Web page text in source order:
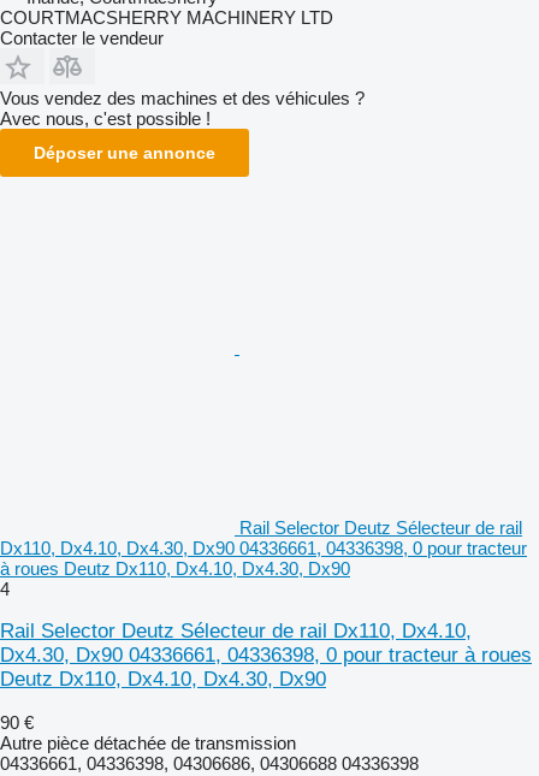
COURTMACSHERRY MACHINERY LTD
Contacter le vendeur
Vous vendez des machines et des véhicules ?
Avec nous, c'est possible !
Déposer une annonce
Rail Selector Deutz Sélecteur de rail
Dx110, Dx4.10, Dx4.30, Dx90 04336661, 04336398, 0 pour tracteur
à roues Deutz Dx110, Dx4.10, Dx4.30, Dx90
4
Rail Selector Deutz Sélecteur de rail Dx110, Dx4.10,
Dx4.30, Dx90 04336661, 04336398, 0 pour tracteur à roues
Deutz Dx110, Dx4.10, Dx4.30, Dx90
90 €
Autre pièce détachée de transmission
04336661, 04336398, 04306686, 04306688 04336398